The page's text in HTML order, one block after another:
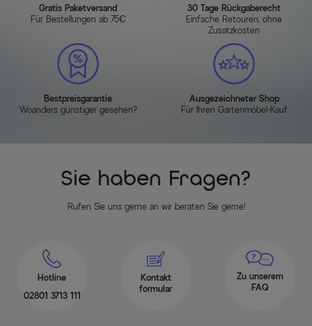
Gratis Paketversand
Für Bestellungen ab 75€
30 Tage Rückgaberecht
Einfache Retouren, ohne
Zusatzkosten
Bestpreisgarantie
Woanders günstiger gesehen?
Ausgezeichneter Shop
Für Ihren Gartenmöbel-Kauf
Sie haben Fragen?
Rufen Sie uns gerne an wir beraten Sie gerne!
Hotline
02801 3713 111
Kontakt
formular
Zu unserem
FAQ